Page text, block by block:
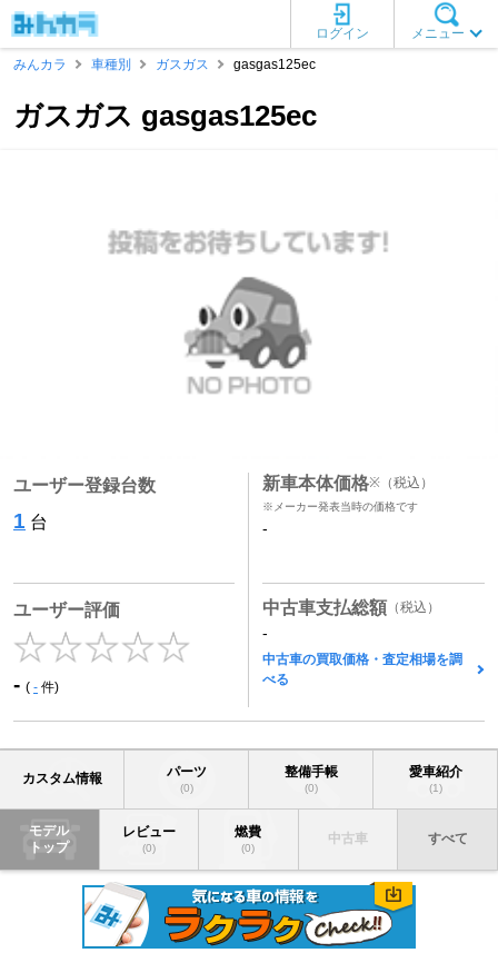
メニュー
ログイン
みんカラ
車種別 ガスガス gasgas125ec
ガスガス gasgas125ec
ユーザー登録台数
1 台
ユーザー評価
- ( - 件)
新車本体価格※ （税込）
※メーカー発表当時の価格です
-
中古車支払総額 （税込）
-
中古車の買取価格・査定相場を調
べる
カスタム情報 パーツ
(0)
整備手帳
(0)
愛車紹介
(1)
モデル
トップ
レビュー
(0)
燃費
(0)
中古車 すべて